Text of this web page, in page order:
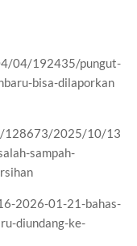
04/192435/pungut-
bisa-dilaporkan
128673/2025/10/13
sampah-
2026-01-21-bahas-
diundang-ke-